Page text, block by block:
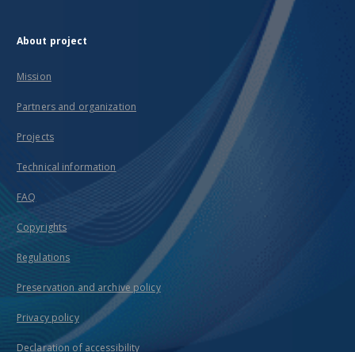
About project
Mission
Partners and organization
Projects
Technical information
FAQ
Copyrights
Regulations
Preservation and archive policy
Privacy policy
Declaration of accessibility